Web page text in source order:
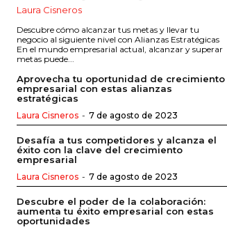
Laura Cisneros
Descubre cómo alcanzar tus metas y llevar tu
negocio al siguiente nivel con Alianzas Estratégicas
En el mundo empresarial actual, alcanzar y superar
metas puede...
Aprovecha tu oportunidad de crecimiento
empresarial con estas alianzas
estratégicas
Laura Cisneros - 7 de agosto de 2023
Desafía a tus competidores y alcanza el
éxito con la clave del crecimiento
empresarial
Laura Cisneros - 7 de agosto de 2023
Descubre el poder de la colaboración:
aumenta tu éxito empresarial con estas
oportunidades